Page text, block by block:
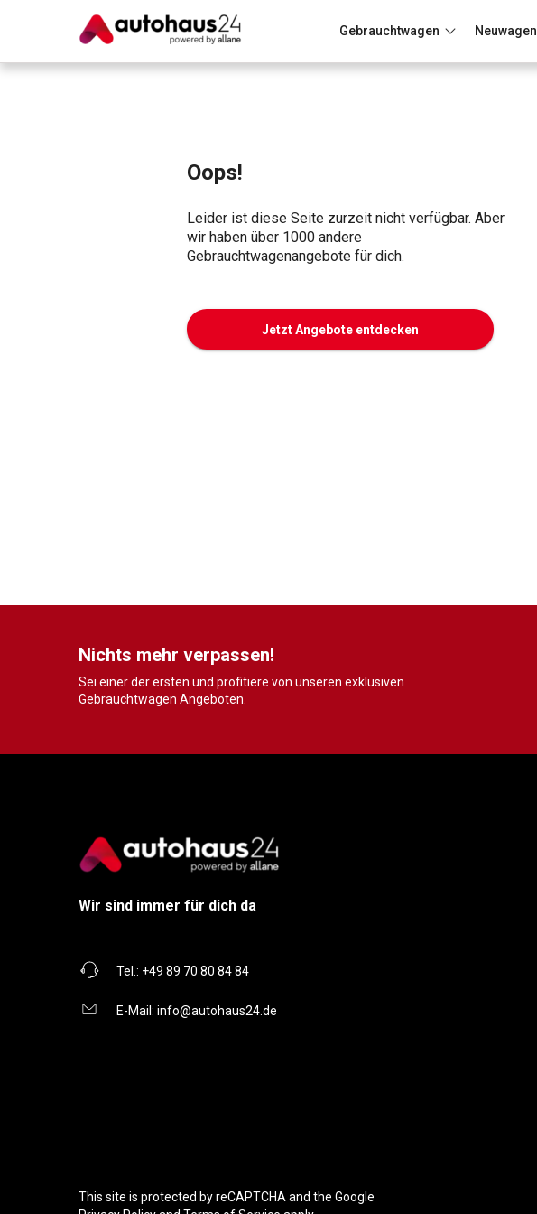
Gebrauchtwagen Neuwagen
Oops!
Leider ist diese Seite zurzeit nicht verfügbar. Aber
wir haben über 1000 andere
Gebrauchtwagenangebote für dich.
Jetzt Angebote entdecken
Nichts mehr verpassen!
Sei einer der ersten und profitiere von unseren exklusiven
Gebrauchtwagen Angeboten.
Wir sind immer für dich da
Tel.: +49 89 70 80 84 84
E-Mail: info@autohaus24.de
This site is protected by reCAPTCHA and the Google